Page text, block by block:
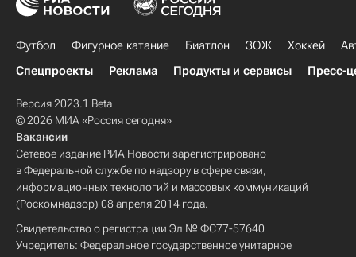
Футбол Фигурное катание Биатлон ЗОЖ Хоккей
Спецпроекты
Реклама Продукты и сервисы Пресс-
Версия 2023.1 Beta
© 2026 МИА «Россия сегодня»
Вакансии
Сетевое издание РИА Новости зарегистрировано
в Федеральной службе по надзору в сфере связи,
информационных технологий и массовых коммуникаций
(Роскомнадзор) 08 апреля 2014 года.
Свидетельство о регистрации Эл № ФС77-57640
Учредитель: Федеральное государственное унитарное